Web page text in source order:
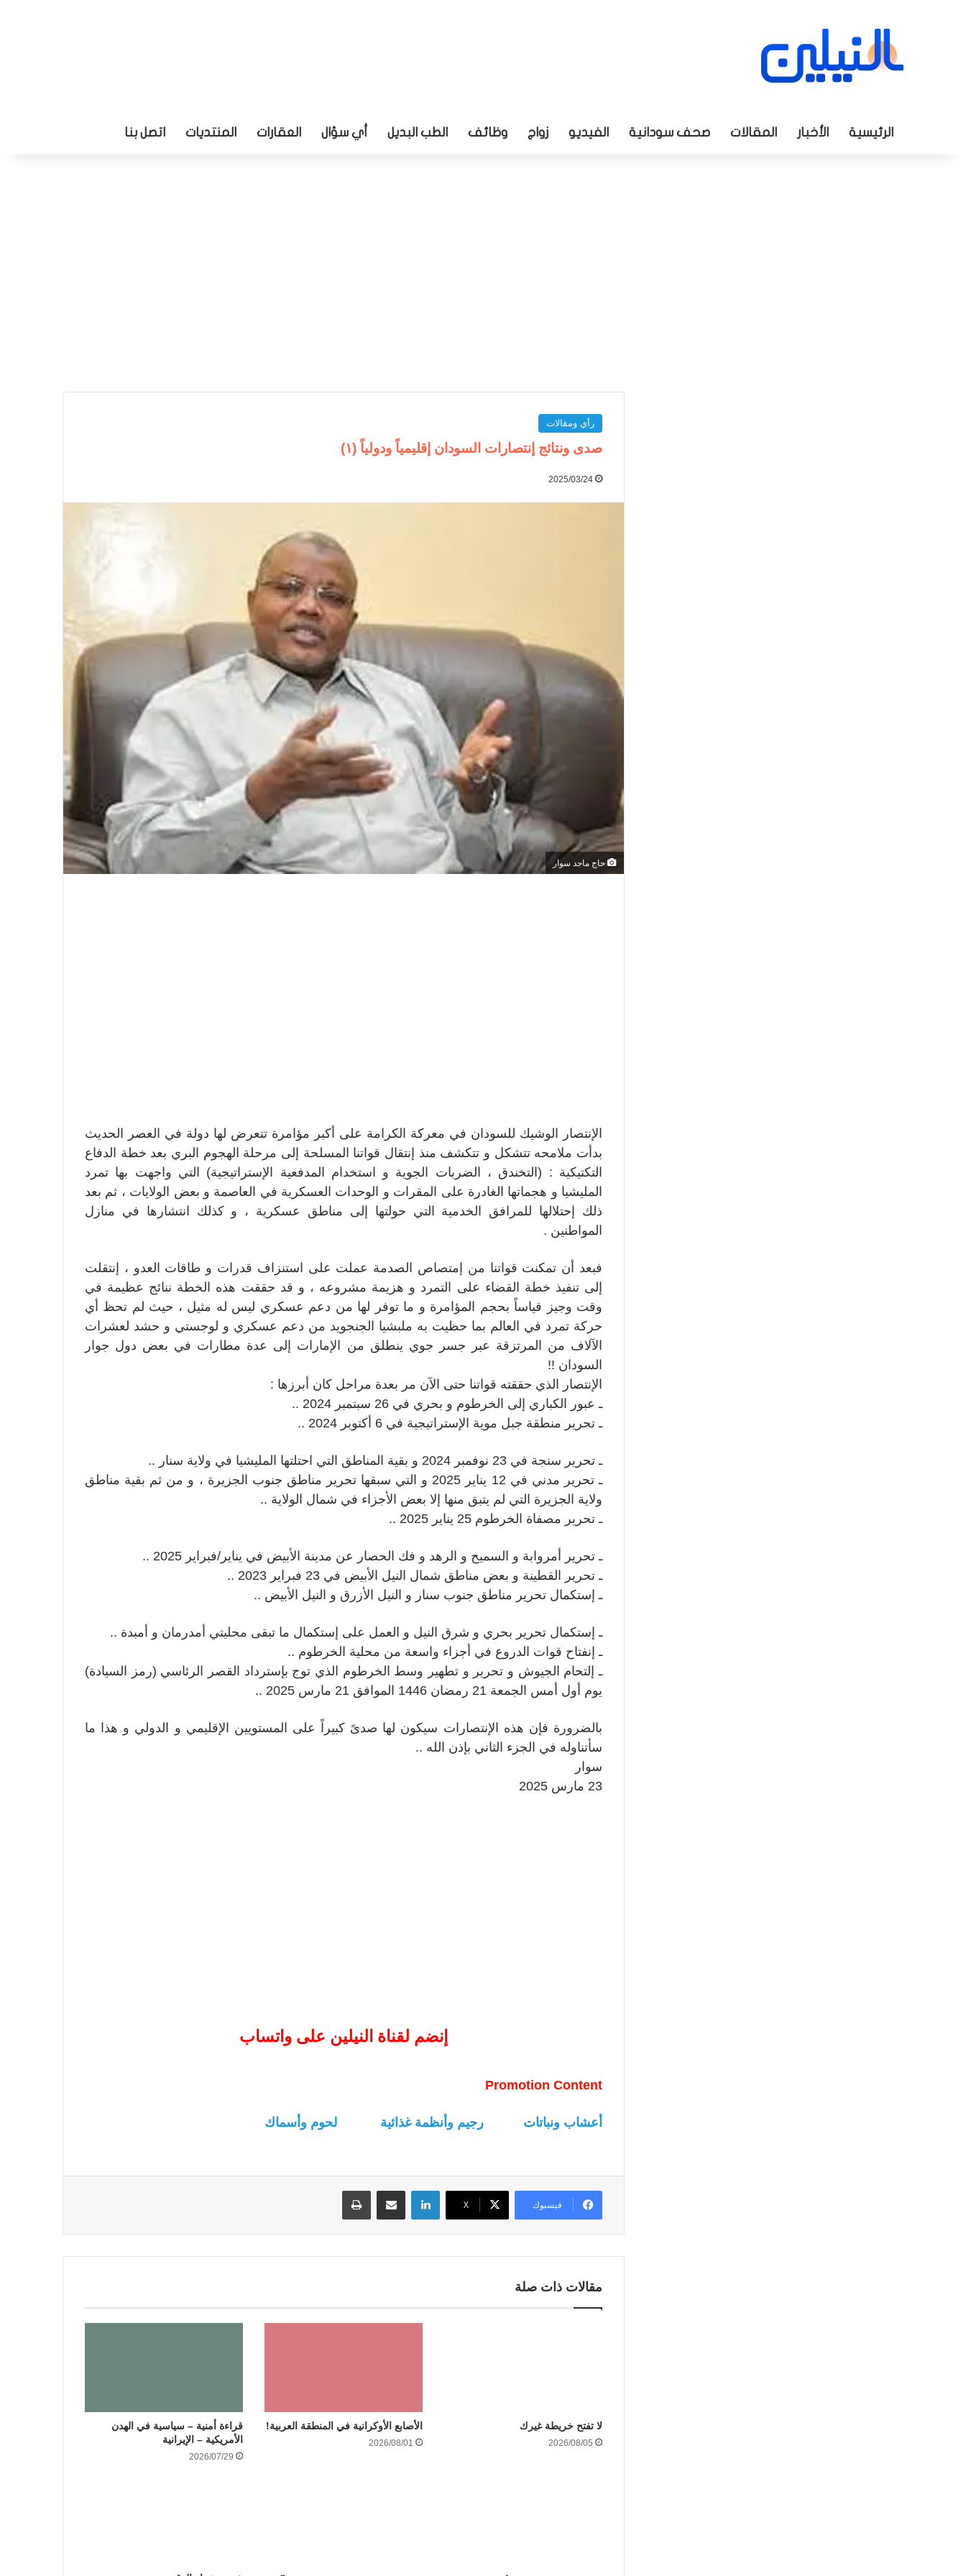
الرئيسية الأخبار المقالات صحف سودانية الفيديو زواج وظائف الطب البديل أي سؤال العقارات المنتديات اتصل بنا
رأي ومقالات
صدى ونتائج إنتصارات السودان إقليمياً ودولياً (١)
2025/03/24
حاج ماجد سوار
الإنتصار الوشيك للسودان في معركة الكرامة على أكبر مؤامرة تتعرض لها دولة في العصر الحديث
بدأت ملامحه تتشكل و تتكشف منذ إنتقال قواتنا المسلحة إلى مرحلة الهجوم البري بعد خطة الدفاع
التكتيكية : (التخندق ، الضربات الجوية و استخدام المدفعية الإستراتيجية) التي واجهت بها تمرد
المليشيا و هجماتها الغادرة على المقرات و الوحدات العسكرية في العاصمة و بعض الولايات ، ثم بعد
ذلك إحتلالها للمرافق الخدمية التي حولتها إلى مناطق عسكرية ، و كذلك انتشارها في منازل
المواطنين .
فبعد أن تمكنت قواتنا من إمتصاص الصدمة عملت على استنزاف قدرات و طاقات العدو ، إنتقلت
إلى تنفيذ خطة القضاء على التمرد و هزيمة مشروعه ، و قد حققت هذه الخطة ننائج عظيمة في
وقت وجيز قياساً بحجم المؤامرة و ما توفر لها من دعم عسكري ليس له مثيل ، حيث لم تحظ أي
حركة تمرد في العالم بما حظيت به ملبشيا الجنجويد من دعم عسكري و لوجستي و حشد لعشرات
الآلاف من المرتزقة عبر جسر جوي ينطلق من الإمارات إلى عدة مطارات في بعض دول جوار
السودان !!
الإنتصار الذي حققته قواتنا حتى الآن مر بعدة مراحل كان أبرزها :
ـ عبور الكباري إلى الخرطوم و بحري في 26 سبتمبر 2024 ..
ـ تحرير منطقة جبل موية الإستراتيجية في 6 أكتوبر 2024 ..
ـ تحرير سنجة في 23 نوفمبر 2024 و بقية المناطق التي احتلتها المليشيا في ولاية سنار ..
ـ تحرير مدني في 12 يناير 2025 و التي سبقها تحرير مناطق جنوب الجزيرة ، و من ثم بقية مناطق
ولاية الجزيرة التي لم يتبق منها إلا بعض الأجزاء في شمال الولاية ..
ـ تحرير مصفاة الخرطوم 25 يناير 2025 ..
ـ تحرير أمروابة و السميح و الرهد و فك الحصار عن مدينة الأبيض في يناير/فبراير 2025 ..
ـ تحرير القطينة و بعض مناطق شمال النيل الأبيض في 23 فبراير 2023 ..
ـ إستكمال تحرير مناطق جنوب سنار و النيل الأزرق و النيل الأبيض ..
ـ إستكمال تحرير بحري و شرق النيل و العمل على إستكمال ما تبقى محليتي أمدرمان و أمبدة ..
ـ إنفتاح قوات الدروع في أجزاء واسعة من محلية الخرطوم ..
ـ إلتحام الجيوش و تحرير و تطهير وسط الخرطوم الذي توج بإسترداد القصر الرئاسي (رمز السيادة)
يوم أول أمس الجمعة 21 رمضان 1446 الموافق 21 مارس 2025 ..
بالضرورة فإن هذه الإنتصارات سيكون لها صدىً كبيراً على المستويين الإقليمي و الدولي و هذا ما
سأتناوله في الجزء الثاني بإذن الله ..
سوار
23 مارس 2025
إنضم لقناة النيلين على واتساب
Promotion Content
أعشاب ونباتات رجيم وأنظمة غذائية لحوم وأسماك
فيسبوك ‫X
لينكدإن
مقالات ذات صلة
لا تفتح خريطة غيرك
2026/08/05
الأصابع الأوكرانية في المنطقة العربية!
2026/08/01
قراءة أمنية – سياسية في الهدن
الأمريكية – الإيرانية
2026/07/29